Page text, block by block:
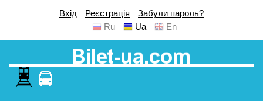
Вхід Реєстрація
Забули пароль?
Ru
Ua En